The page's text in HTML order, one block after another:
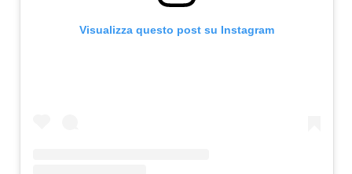
Visualizza questo post su Instagram